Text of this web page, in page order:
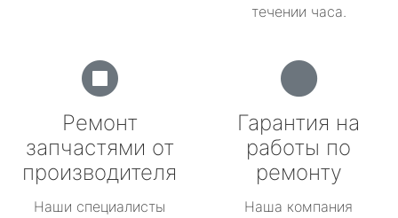
течении часа.
Ремонт
запчастями от
производителя
Наши специалисты
Гарантия на
работы по
ремонту
Наша компания